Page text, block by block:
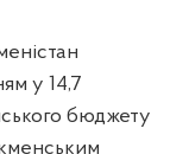
у 14,7
бюджету